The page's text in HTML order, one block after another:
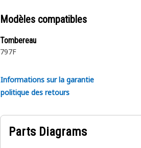
glissements et à l’abrasion.
• Carburant, huile et eau résistants
Revêtement de sol dans le
machines Cat.
Modèles compatibles
Tombereau
797F
Informations sur la garantie
politique des retours
Parts Diagrams